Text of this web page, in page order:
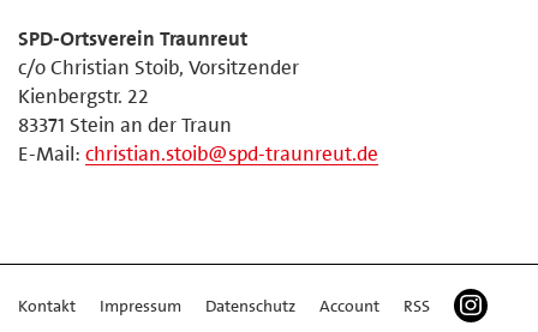
SPD-Ortsverein Traunreut
c/o Christian Stoib, Vorsitzender
Kienbergstr. 22
83371 Stein an der Traun
E-Mail: christian.stoib@spd-traunreut.de
Kontakt Impressum Datenschutz Account RSS